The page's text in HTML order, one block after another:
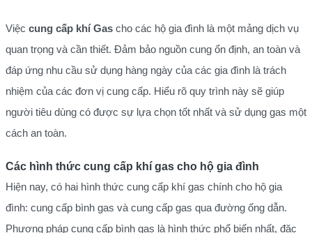
Việc cung cấp khí Gas cho các hộ gia đình là một mảng dịch vụ
quan trọng và cần thiết. Đảm bảo nguồn cung ổn định, an toàn và
đáp ứng nhu cầu sử dụng hàng ngày của các gia đình là trách
nhiệm của các đơn vị cung cấp. Hiểu rõ quy trình này sẽ giúp
người tiêu dùng có được sự lựa chọn tốt nhất và sử dụng gas một
cách an toàn.
Các hình thức cung cấp khí gas cho hộ gia đình
Hiện nay, có hai hình thức cung cấp khí gas chính cho hộ gia
đình: cung cấp bình gas và cung cấp gas qua đường ống dẫn.
Phương pháp cung cấp bình gas là hình thức phổ biến nhất, đặc